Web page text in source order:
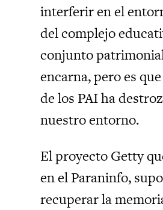
interferir en el
del complejo
conjunto
encarna, pero es
de los PAI ha
nuestro entorno.
El proyecto Getty
en el Paraninfo,
recuperar la